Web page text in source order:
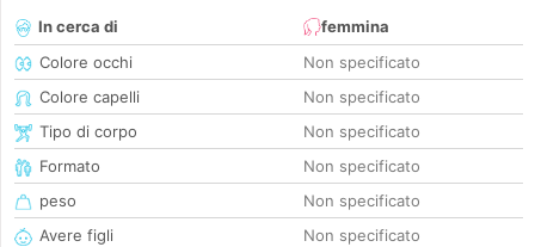
In cerca di
femmina
Colore occhi
Non specificato
Colore capelli
Non specificato
Tipo di corpo
Non specificato
Formato
Non specificato
peso
Non specificato
Avere figli
Non specificato